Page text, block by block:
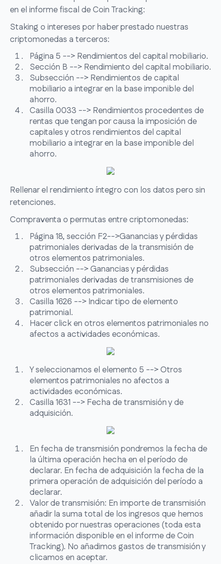
en el informe fiscal de Coin Tracking:
Staking o intereses por haber prestado nuestras
criptomonedas a terceros:
Página 5 --> Rendimientos del capital mobiliario.
Sección B --> Rendimiento del capital mobiliario.
Subsección --> Rendimientos de capital
mobiliario a integrar en la base imponible del
ahorro.
Casilla 0033 --> Rendimientos procedentes de
rentas que tengan por causa la imposición de
capitales y otros rendimientos del capital
mobiliario a integrar en la base imponible del
ahorro.
Rellenar el rendimiento íntegro con los datos pero sin
retenciones.
Compraventa o permutas entre criptomonedas:
Página 18, sección F2-->Ganancias y pérdidas
patrimoniales derivadas de la transmisión de
otros elementos patrimoniales.
Subsección --> Ganancias y pérdidas
patrimoniales derivadas de transmisiones de
otros elementos patrimoniales.
Casilla 1626 --> Indicar tipo de elemento
patrimonial.
Hacer click en otros elementos patrimoniales no
afectos a actividades económicas.
Y seleccionamos el elemento 5 --> Otros
elementos patrimoniales no afectos a
actividades económicas.
Casilla 1631 --> Fecha de transmisión y de
adquisición.
En fecha de transmisión pondremos la fecha de
la última operación hecha en el período de
declarar. En fecha de adquisición la fecha de la
primera operación de adquisición del período a
declarar.
Valor de transmisión: En importe de transmisión
añadir la suma total de los ingresos que hemos
obtenido por nuestras operaciones (toda esta
información disponible en el informe de Coin
Tracking). No añadimos gastos de transmisión y
clicamos en aceptar.